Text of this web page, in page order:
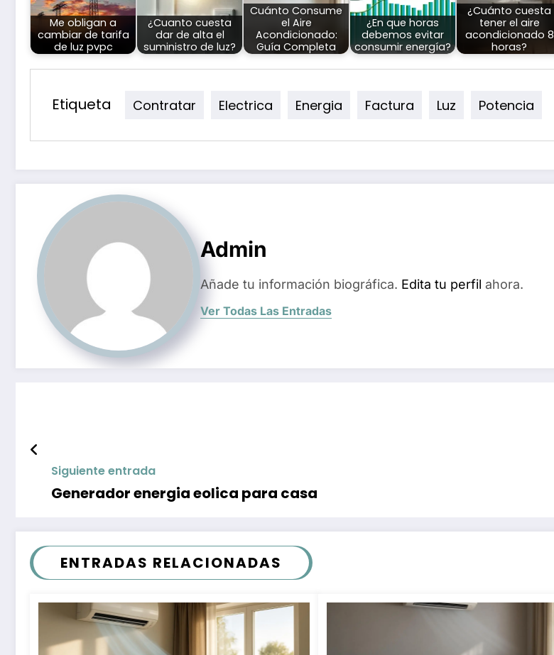
Me obligan a
cambiar de tarifa
de luz pvpc
¿Cuanto cuesta
dar de alta el
suministro de luz?
Cuánto Consume
el Aire
Acondicionado:
Guía Completa
¿En que horas
debemos evitar
consumir energía?
¿Cuánto cuesta
tener el aire
acondicionado 8
horas?
Etiqueta Contratar Electrica Energia Factura Luz Potencia
Admin
Añade tu información biográfica. Edita tu perfil ahora.
Ver Todas Las Entradas
Siguiente entrada
Generador energia eolica para casa
ENTRADAS RELACIONADAS